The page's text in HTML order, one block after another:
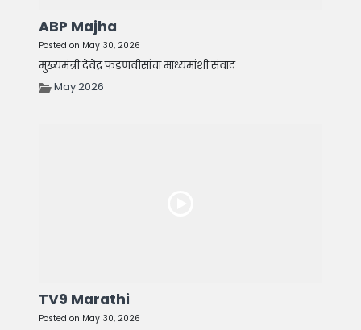
ABP Majha
Posted on May 30, 2026
मुख्यमंत्री देवेंद्र फडणवीसांचा माध्यमांशी संवाद
May 2026
TV9 Marathi
Posted on May 30, 2026